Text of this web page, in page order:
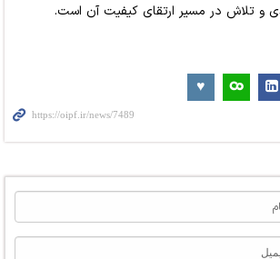
و تلاش در مسیر ارتقای کیفیت آن است.